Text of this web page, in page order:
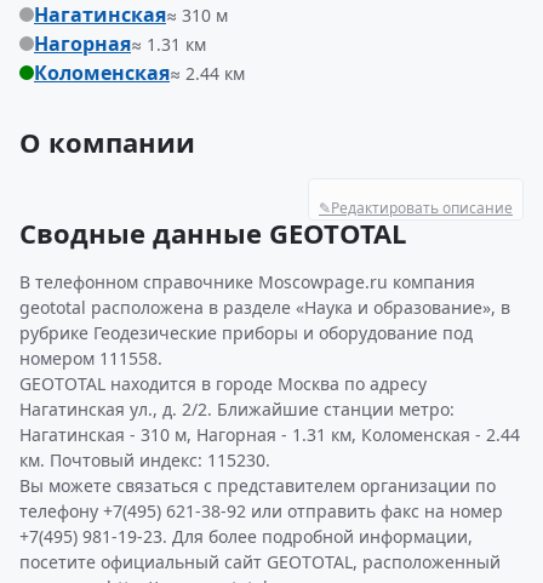
Нагатинская≈ 310 м
Нагорная≈ 1.31 км
Коломенская≈ 2.44 км
О компании
✎Редактировать описание
Сводные данные GEOTOTAL
В телефонном справочнике Moscowpage.ru компания
geototal расположена в разделе «Наука и образование», в
рубрике Геодезические приборы и оборудование под
номером 111558.
GEOTOTAL находится в городе Москва по адресу
Нагатинская ул., д. 2/2. Ближайшие станции метро:
Нагатинская - 310 м, Нагорная - 1.31 км, Коломенская - 2.44
км. Почтовый индекс: 115230.
Вы можете связаться с представителем организации по
телефону +7(495) 621-38-92 или отправить факс на номер
+7(495) 981-19-23. Для более подробной информации,
посетите официальный сайт GEOTOTAL, расположенный